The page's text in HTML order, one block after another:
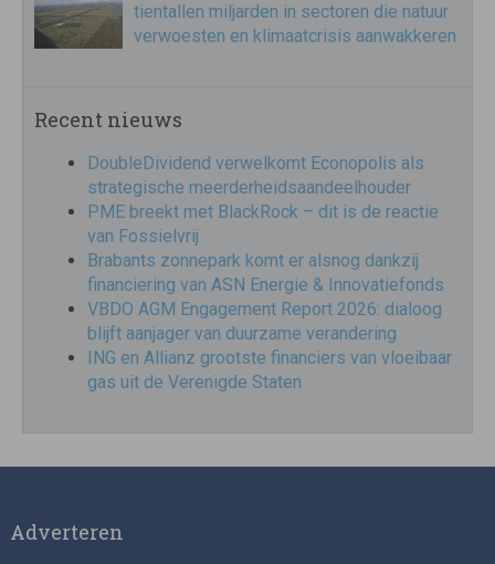
tientallen miljarden in sectoren die natuur
verwoesten en klimaatcrisis aanwakkeren
Recent nieuws
DoubleDividend verwelkomt Econopolis als
strategische meerderheidsaandeelhouder
PME breekt met BlackRock – dit is de reactie
van Fossielvrij
Brabants zonnepark komt er alsnog dankzij
financiering van ASN Energie & Innovatiefonds
VBDO AGM Engagement Report 2026: dialoog
blijft aanjager van duurzame verandering
ING en Allianz grootste financiers van vloeibaar
gas uit de Verenigde Staten
Adverteren